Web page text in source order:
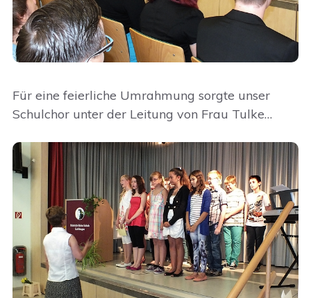
Für eine feierliche Umrahmung sorgte unser
Schulchor unter der Leitung von Frau Tulke…